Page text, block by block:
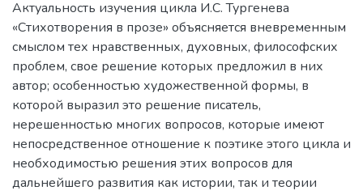
Актуальность изучения цикла И.С. Тургенева
«Стихотворения в прозе» объясняется вневременным
смыслом тех нравственных, духовных, философских
проблем, свое решение которых предложил в них
автор; особенностью художественной формы, в
которой выразил это решение писатель,
нерешенностью многих вопросов, которые имеют
непосредственное отношение к поэтике этого цикла и
необходимостью решения этих вопросов для
дальнейшего развития как истории, так и теории